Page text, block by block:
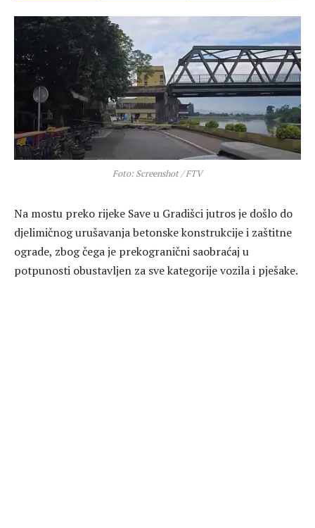
Foto: Screenshot / FTV
Na mostu preko rijeke Save u Gradišci jutros je došlo do
djelimičnog urušavanja betonske konstrukcije i zaštitne
ograde, zbog čega je prekogranični saobraćaj u
potpunosti obustavljen za sve kategorije vozila i pješake.